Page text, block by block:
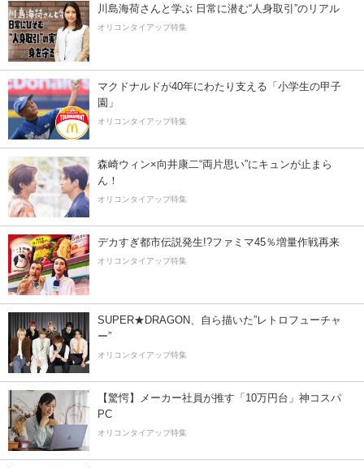
川島海荷さんと学ぶ 日常に潜む“人身取引”のリアル
オリコンタイアップ特集
マクドナルドが40年にわたり支える「小学生の甲子
園」
オリコンタイアップ特集
森崎ウィン×向井康二“両片思い”にキュンが止まら
ん！
オリコンタイアップ特集
デカすぎ都市伝説発生!?ファミマ45％増量作戦再来
オリコンタイアップ特集
SUPER★DRAGON、自ら描いた”レトロフューチャ
ー”
オリコンタイアップ特集
【驚愕】メーカー社員が推す「10万円台」神コスパ
PC
オリコンタイアップ特集